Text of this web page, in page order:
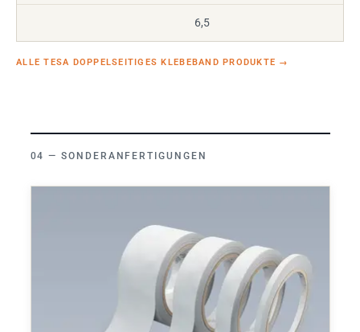
6,5
ALLE TESA DOPPELSEITIGES KLEBEBAND PRODUKTE →
SONDERANFERTIGUNGEN